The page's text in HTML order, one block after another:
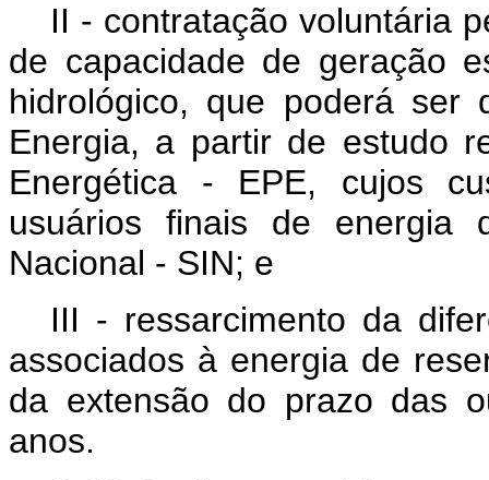
II - contratação voluntária
de capacidade de geração
hidrológico, que poderá ser
Energia, a partir de estudo
Energética - EPE, cujos
usuários finais de energia
Nacional - SIN; e
III - ressarcimento da
associados à energia de
da extensão do prazo das
anos.